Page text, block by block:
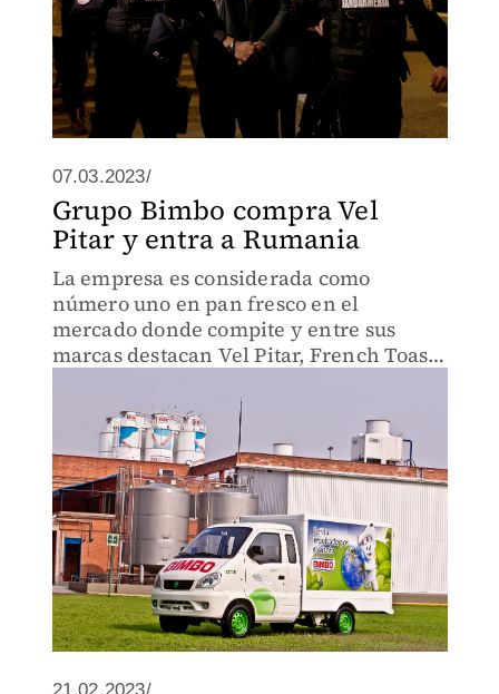
07.03.2023/
Grupo Bimbo compra Vel
Pitar y entra a Rumania
La empresa es considerada como
número uno en pan fresco en el
mercado donde compite y entre sus
marcas destacan Vel Pitar, French Toast,